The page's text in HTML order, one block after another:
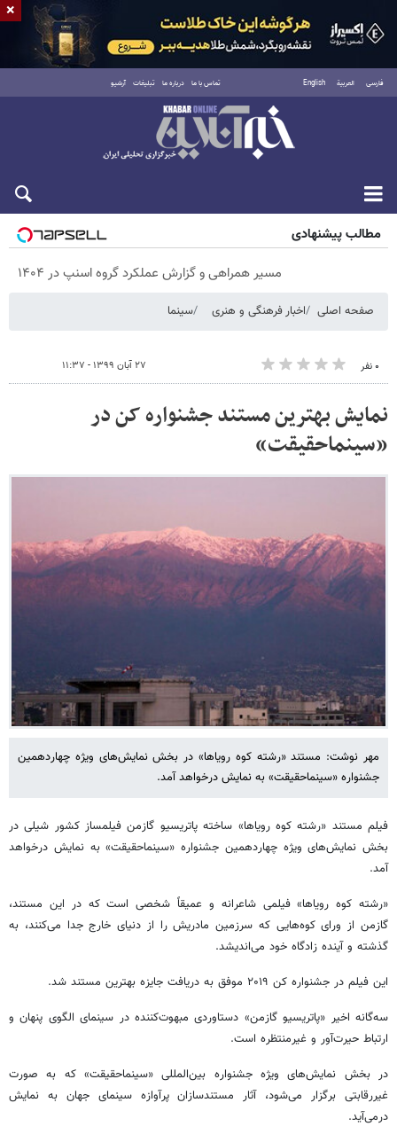
فارسی العربية English تماس با ما درباره ما تبلیغات آرشیو
پنجشنبه ۱۵ مرداد ۱۴۰۵
مطالب پیشنهادی
مسیر همراهی و گزارش عملکرد گروه اسنپ در ۱۴۰۴
صفحه اصلی اخبار فرهنگی و هنری سینما
۰ نفر ۲۷ آبان ۱۳۹۹ - ۱۱:۳۷
نمایش بهترین مستند جشنواره کن در
«سینماحقیقت»
مهر نوشت: مستند «رشته کوه رویاها» در بخش نمایش‌های ویژه چهاردهمین
جشنواره «سینماحقیقت» به نمایش درخواهد آمد.
فیلم مستند «رشته کوه رویاها» ساخته پاتریسیو گازمن فیلمساز کشور شیلی در
بخش نمایش‌های ویژه چهاردهمین جشنواره «سینماحقیقت» به نمایش درخواهد
آمد.
«رشته کوه رویاها» فیلمی شاعرانه و عمیقاً شخصی است که در این مستند،
گازمن از ورای کوه‌هایی که سرزمین مادریش را از دنیای خارج جدا می‌کنند، به
گذشته و آینده زادگاه خود می‌اندیشد.
این فیلم در جشنواره کن ۲۰۱۹ موفق به دریافت جایزه بهترین مستند شد.
سه‌گانه‌ اخیر «پاتریسیو گازمن» دستاوردی مبهوت‌کننده در سینمای الگوی پنهان و
ارتباط حیرت‌آور و غیرمنتظره است.
در بخش نمایش‌های ویژه جشنواره بین‌المللی «سینماحقیقت» که به صورت
غیررقابتی برگزار می‌شود، آثار مستندسازان پرآوازه‌ سینمای جهان به نمایش
درمی‌آید.
×